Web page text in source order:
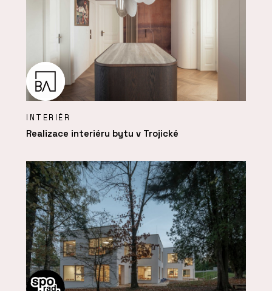
INTERIÉR
Realizace interiéru bytu v Trojické